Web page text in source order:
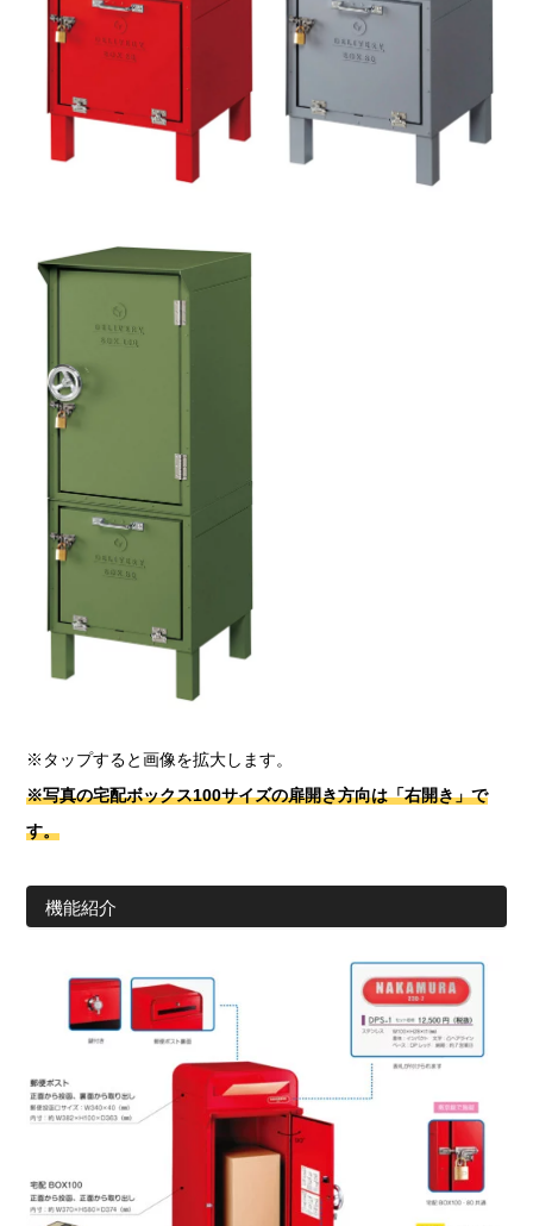
※タップすると画像を拡大します。
※写真の宅配ボックス100サイズの扉開き方向は「右開き」で
す。
機能紹介